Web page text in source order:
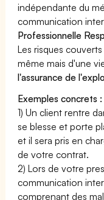
indépendante du
communication
Professionnelle
Les risques
même mais d'une
l'assurance de
Exemples concrets :
1) Un client rentre
se blesse et porte
et il sera pris en
de votre contrat.
2) Lors de votre
communication
comprenant des